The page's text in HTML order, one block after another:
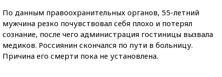
По данным правоохранительных органов, 55-летний
мужчина резко почувствовал себя плохо и потерял
сознание, после чего администрация гостиницы вызвала
медиков. Россиянин скончался по пути в больницу.
Причина его смерти пока не установлена.